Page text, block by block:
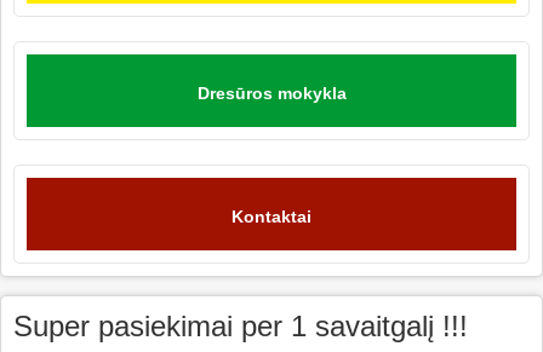
Dresūros mokykla
Kontaktai
Super pasiekimai per 1 savaitgalį !!!